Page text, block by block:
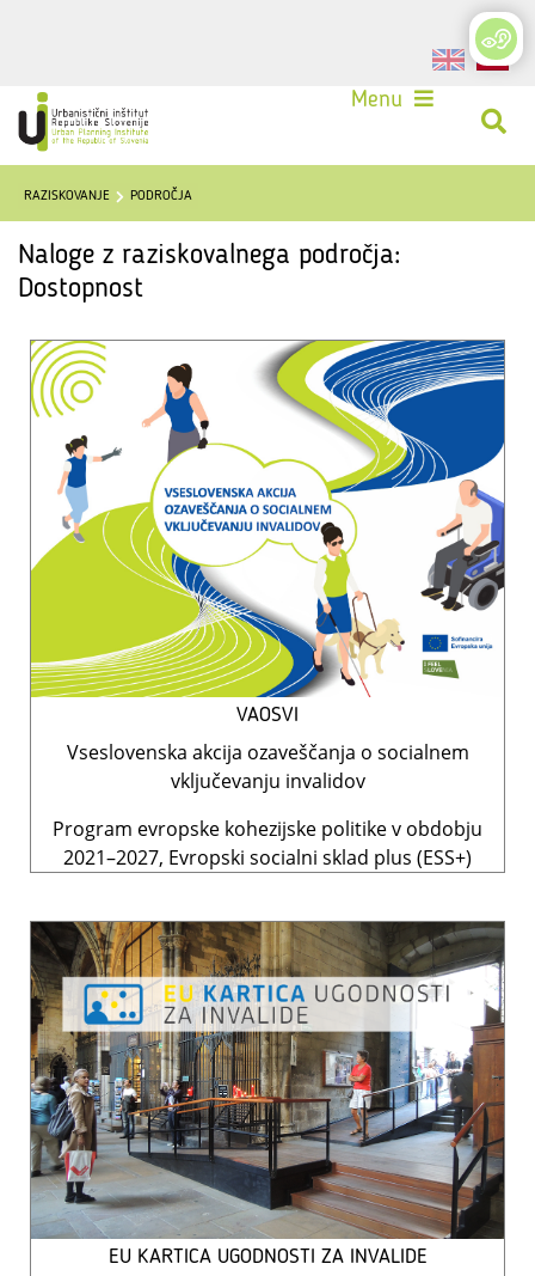
Login
Menu
RAZISKOVANJE PODROČJA
Naloge z raziskovalnega področja:
Dostopnost
VAOSVI
Vseslovenska akcija ozaveščanja o socialnem
vključevanju invalidov
Program evropske kohezijske politike v obdobju
2021–2027, Evropski socialni sklad plus (ESS+)
EU KARTICA UGODNOSTI ZA INVALIDE